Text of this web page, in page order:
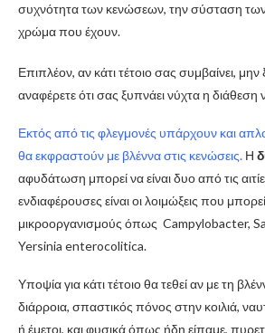
συχνότητα των κενώσεων, την σύσταση
χρώμα που έχουν.
Επιπλέον, αν κάτι τέτοιο σας συμβαίνει, μην
αναφέρετε ότι σας ξυπνάει νύχτα η διάθεση
Εκτός από τις φλεγμονές υπάρχουν και
θα εκφραστούν με βλέννα στις κενώσεις. Η
αφυδάτωση μπορεί να είναι δυο από τις
ενδιαφέρουσες είναι οι λοιμώξεις που
μικροοργανισμούς όπως Campylobacter,
Yersinia enterocolitica.
Υποψία για κάτι τέτοιο θα τεθεί αν με τη
διάρροια, σπαστικός πόνος στην κοιλιά,
ή έμετοι, και φυσικά όπως ήδη είπαμε,